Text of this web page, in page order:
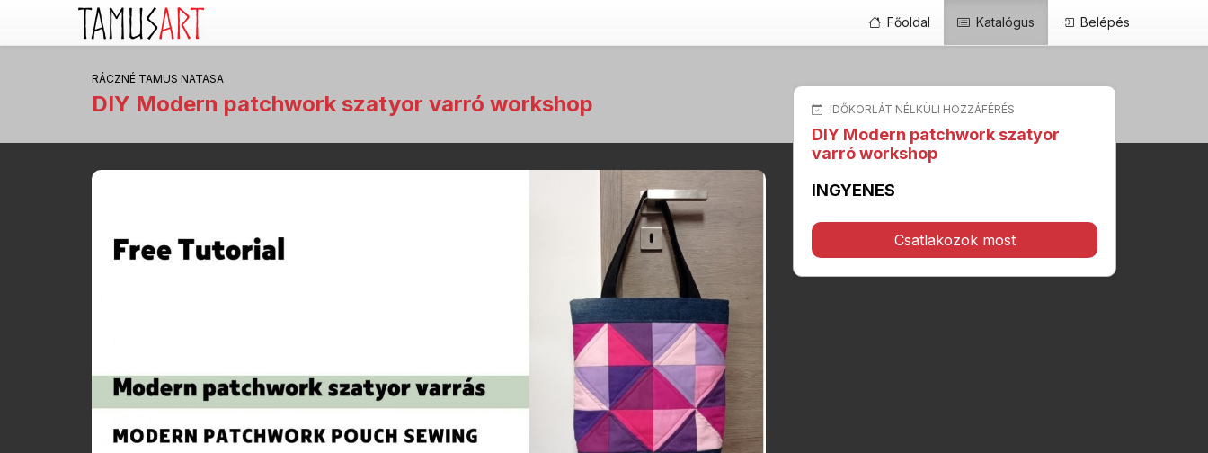
Főoldal Katalógus Belépés
RÁCZNÉ TAMUS NATASA
DIY Modern patchwork szatyor varró workshop IDŐKORLÁT NÉLKÜLI HOZZÁFÉRÉS
DIY Modern patchwork szatyor
varró workshop
INGYENES
Csatlakozok most